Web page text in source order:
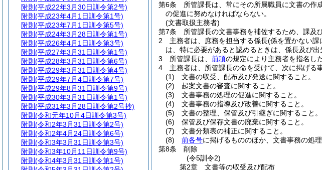
第6条
所管課長は、常にその所属職員に文書の作
の促進に努めなければならない。
(文書取扱主務者)
第7条
所管課長の文書事務を補佐するため、課及
2
主務者は、庶務を担当する係長(係を置かない課
は、特に必要があると認めるときは、係長及び
3
所管課長は、 前項の規定により主務者を指名し
4
主務者は、所管課長の命を受けて、次に掲げる
(1)
文書の収受、配布及び発送に関すること。
(2)
起案文書の審査に関すること。
(3)
文書事務の処理の促進に関すること。
(4)
文書事務の指導及び改善に関すること。
(5)
文書の整理、保管及び引継ぎに関すること。
(6)
保管及び保存文書の廃棄に関すること。
(7)
文書分類表の補正に関すること。
(8)
前各号に掲げるもののほか、文書事務の処
第8条
削除
(令5訓令2)
第2章
文書等の収受及び配布
附則 (平成22年3月30日訓令第2号)
附則 (平成23年4月1日訓令第1号)
附則 (平成23年7月1日訓令第5号)
附則 (平成24年3月28日訓令第1号)
附則 (平成26年4月1日訓令第3号)
附則 (平成27年3月31日訓令第1号)
附則 (平成28年3月31日訓令第6号)
附則 (平成29年3月31日訓令第4号)
附則 (平成29年7月4日訓令第7号)
附則 (平成29年8月31日訓令第9号)
附則 (平成30年3月31日訓令第1号)
附則 (平成31年3月28日訓令第2号抄)
附則 (令和元年10月4日訓令第3号)
附則 (令和2年3月31日訓令第2号)
附則 (令和2年4月24日訓令第6号)
附則 (令和3年3月31日訓令第3号)
附則 (令和3年10月11日訓令第9号)
附則 (令和4年3月31日訓令第1号)